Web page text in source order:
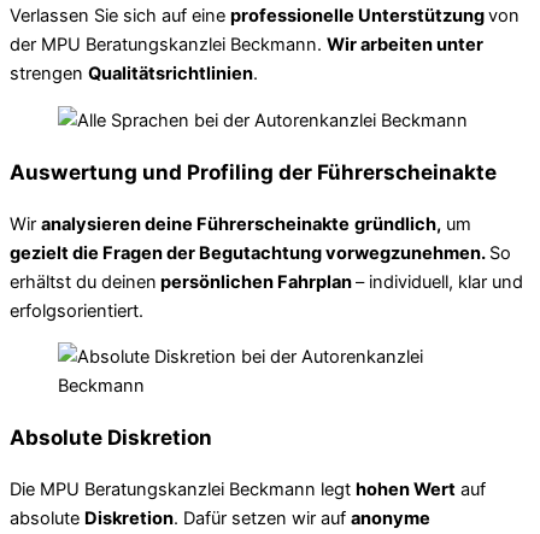
Verlassen Sie sich auf eine professionelle Unterstützungvon
der MPU Beratungskanzlei Beckmann. Wir arbeiten unter
strengen Qualitätsrichtlinien.
Auswertung und Profiling der Führerscheinakte
Wir analysieren deine Führerscheinakte gründlich, um
gezielt die Fragen der Begutachtung vorwegzunehmen. So
erhältst du deinen persönlichen Fahrplan– individuell, klar und
erfolgsorientiert.
Absolute Diskretion
Die MPU Beratungskanzlei Beckmann legt hohen Wert auf
absolute Diskretion. Dafür setzen wir auf anonyme